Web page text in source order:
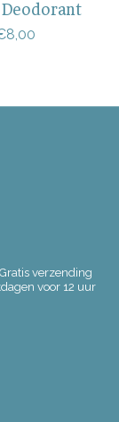
verzending
voor 12 uur